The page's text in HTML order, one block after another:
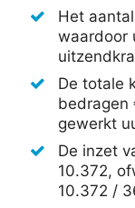
Het
waardoor
De totale
bedragen
gewerkt
De inzet
10.372,
10.372 /